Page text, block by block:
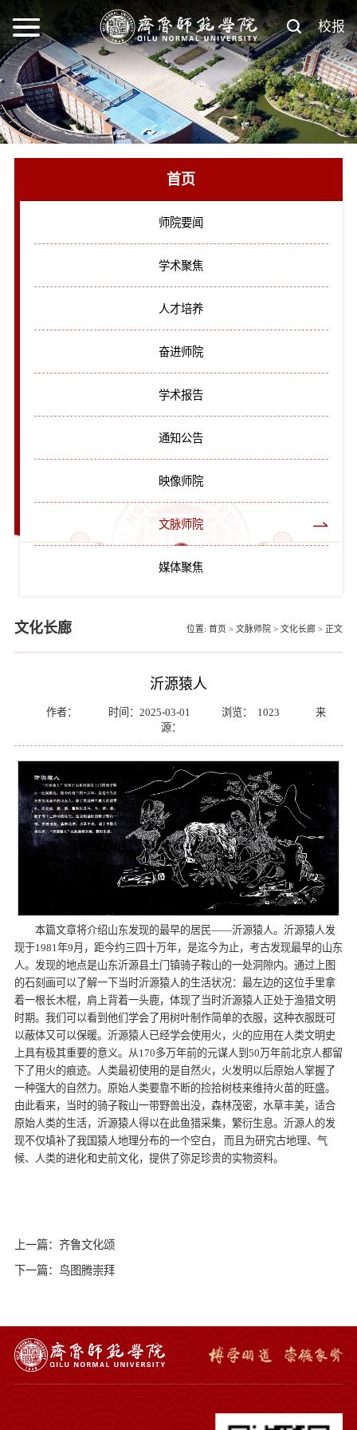
校报
首页
师院要闻
学术聚焦
人才培养
奋进师院
学术报告
通知公告
映像师院
文脉师院
媒体聚焦
文化长廊 位置: 首页 > 文脉师院 > 文化长廊 > 正文
沂源猿人
作者： 时间：2025-03-01 浏览： 1023
来
源：
本篇文章将介绍山东发现的最早的居民――沂源猿人。沂源猿人发
现于1981年9月，距今约三四十万年，是迄今为止，考古发现最早的山东
人。发现的地点是山东沂源县土门镇骑子鞍山的一处洞隙内。通过上图
的石刻画可以了解一下当时沂源猿人的生活状况：最左边的这位手里拿
着一根长木棍，肩上背着一头鹿，体现了当时沂源猿人正处于渔猎文明
时期。我们可以看到他们学会了用树叶制作简单的衣服，这种衣服既可
以蔽体又可以保暖。沂源猿人已经学会使用火，火的应用在人类文明史
上具有极其重要的意义。从170多万年前的元谋人到50万年前北京人都留
下了用火的痕迹。人类最初使用的是自然火，火发明以后原始人掌握了
一种强大的自然力。原始人类要靠不断的捡拾树枝来维持火苗的旺盛。
由此看来，当时的骑子鞍山一带野兽出没，森林茂密，水草丰美，适合
原始人类的生活，沂源猿人得以在此鱼猎采集，繁衍生息。沂源人的发
现不仅填补了我国猿人地理分布的一个空白， 而且为研究古地理、气
候、人类的进化和史前文化，提供了弥足珍贵的实物资料。
上一篇：齐鲁文化颂
下一篇：鸟图腾崇拜